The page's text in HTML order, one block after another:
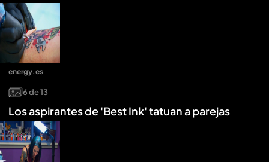
6de13
Los aspirantes de 'Best Ink' tatuan a parejas
energy.es